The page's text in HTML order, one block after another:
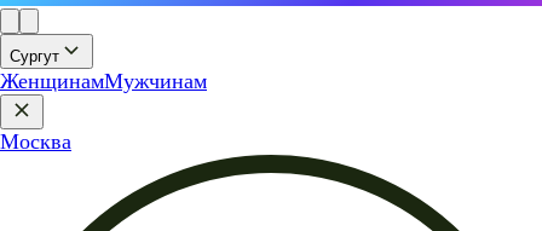
Сургут
ЖенщинамМужчинам
Москва